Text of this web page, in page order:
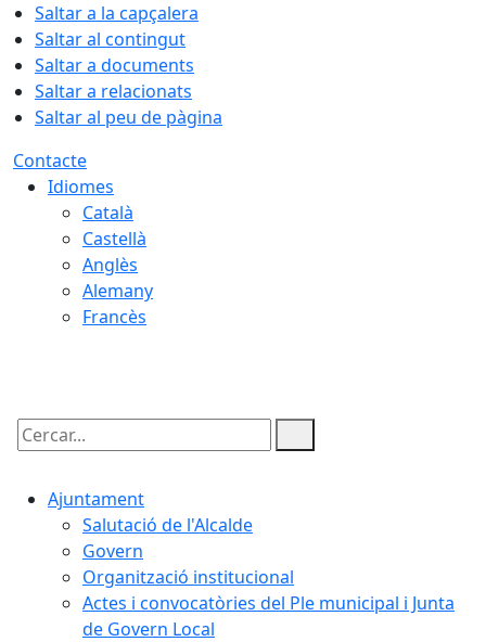
Saltar a la capçalera
Saltar al contingut
Saltar a documents
Saltar a relacionats
Saltar al peu de pàgina
Contacte
Idiomes
Català
Castellà
Anglès
Alemany
Francès
Cercar:
Ajuntament
Salutació de l'Alcalde
Govern
Organització institucional
Actes i convocatòries del Ple municipal i Junta
de Govern Local